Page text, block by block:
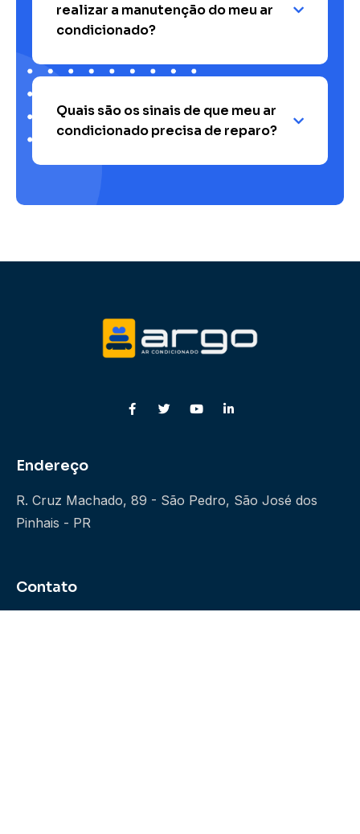
realizar a manutenção do meu ar
condicionado?
Quais são os sinais de que meu ar
condicionado precisa de reparo?
Endereço
R. Cruz Machado, 89 - São Pedro, São José dos
Pinhais - PR
Contato